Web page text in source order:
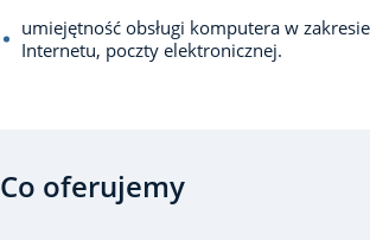
umiejętność obsługi komputera w
Internetu, poczty elektronicznej.
Co oferujemy